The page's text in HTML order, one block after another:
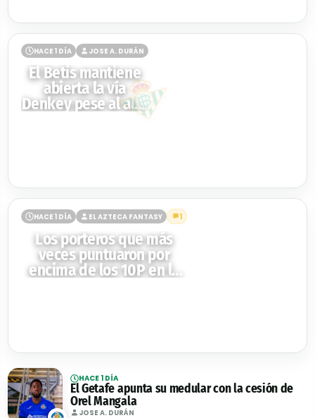
HACE 1 DÍA JOSE A. DURÁN
El Betis mantiene
abierta la vía
Denkey pese al alto
HACE 1 DÍA EL AZTECA FANTASY 1
Los porteros que más
veces puntuaron por
encima de los 10P en la
HACE 1 DÍA
El Getafe apunta su medular con la cesión de
Orel Mangala
JOSE A. DURÁN